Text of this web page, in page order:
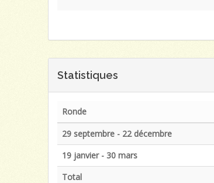
Statistiques
Ronde
29 septembre - 22 décembre
19 janvier - 30 mars
Total